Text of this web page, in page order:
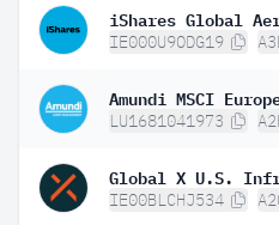
IE000U9ODG19
LU1681041973
IE00BLCHJ534